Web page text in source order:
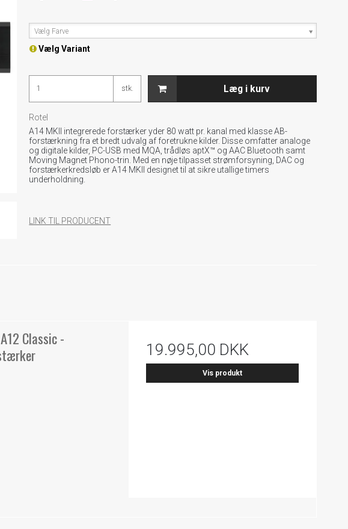
Vælg Farve
Vælg Variant
stk. Læg i kurv
Rotel
A14 MKII integrerede forstærker yder 80 watt pr. kanal med klasse AB-
forstærkning fra et bredt udvalg af foretrukne kilder. Disse omfatter analoge
og digitale kilder, PC-USB med MQA, trådløs aptX™ og AAC Bluetooth samt
Moving Magnet Phono-trin. Med en nøje tilpasset strømforsyning, DAC og
forstærkerkredsløb er A14 MKII designet til at sikre utallige timers
underholdning.
LINK TIL PRODUCENT
Classic -
19.995,00 DKK
Vis produkt